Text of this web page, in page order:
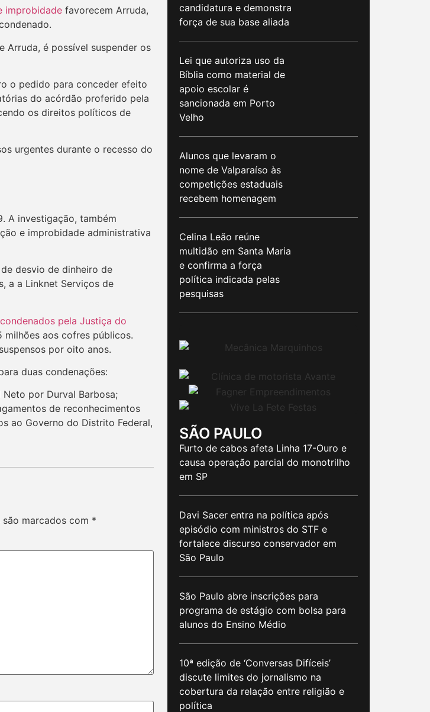
improbidade favorecem Arruda,
Arruda, é possível suspender os
o pedido para conceder efeito
do acórdão proferido pela
os direitos políticos de
urgentes durante o recesso do
A investigação, também
e improbidade administrativa
desvio de dinheiro de
a a Linknet Serviços de
pela Justiça do
milhões aos cofres públicos.
por oito anos.
duas condenações:
por Durval Barbosa;
de reconhecimentos
ao Governo do Distrito Federal,
marcados com *
candidatura e demonstra
força de sua base aliada
Lei que autoriza uso da
Bíblia como material de
apoio escolar é
sancionada em Porto
Velho
Alunos que levaram o
nome de Valparaíso às
competições estaduais
recebem homenagem
Celina Leão reúne
multidão em Santa Maria
e confirma a força
política indicada pelas
pesquisas
SÃO PAULO
Furto de cabos afeta Linha 17-Ouro e
causa operação parcial do monotrilho
em SP
Davi Sacer entra na política após
episódio com ministros do STF e
fortalece discurso conservador em
São Paulo
São Paulo abre inscrições para
programa de estágio com bolsa para
alunos do Ensino Médio
10ª edição de ‘Conversas Difíceis’
discute limites do jornalismo na
cobertura da relação entre religião e
política